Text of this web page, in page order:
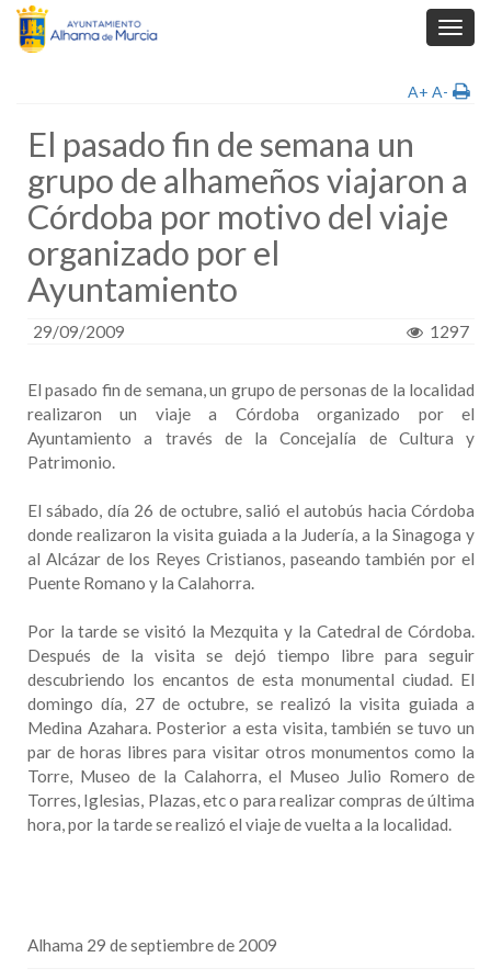
A+ A-
El pasado fin de semana un
grupo de alhameños viajaron a
Córdoba por motivo del viaje
organizado por el
Ayuntamiento
29/09/2009 1297
El pasado fin de semana, un grupo de personas de la localidad
realizaron un viaje a Córdoba organizado por el
Ayuntamiento a través de la Concejalía de Cultura y
Patrimonio.
El sábado, día 26 de octubre, salió el autobús hacia Córdoba
donde realizaron la visita guiada a la Judería, a la Sinagoga y
al Alcázar de los Reyes Cristianos, paseando también por el
Puente Romano y la Calahorra.
Por la tarde se visitó la Mezquita y la Catedral de Córdoba.
Después de la visita se dejó tiempo libre para seguir
descubriendo los encantos de esta monumental ciudad. El
domingo día, 27 de octubre, se realizó la visita guiada a
Medina Azahara. Posterior a esta visita, también se tuvo un
par de horas libres para visitar otros monumentos como la
Torre, Museo de la Calahorra, el Museo Julio Romero de
Torres, Iglesias, Plazas, etc o para realizar compras de última
hora, por la tarde se realizó el viaje de vuelta a la localidad.
Alhama 29 de septiembre de 2009